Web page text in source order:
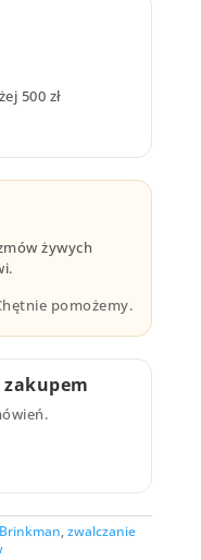
500 zł
żywych
pomożemy.
,zwalczanie